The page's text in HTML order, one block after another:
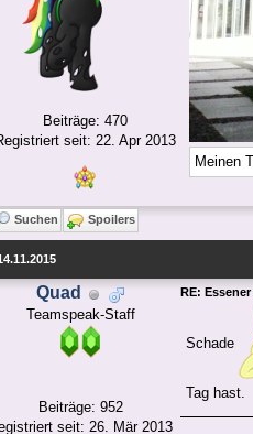
Beiträge: 470
seit: 22. Apr 2013
Meinen
Suchen Spoilers
Quad
Teamspeak-Staff
Beiträge: 952
seit: 26. Mär 2013
RE:
Schade
Tag hast.